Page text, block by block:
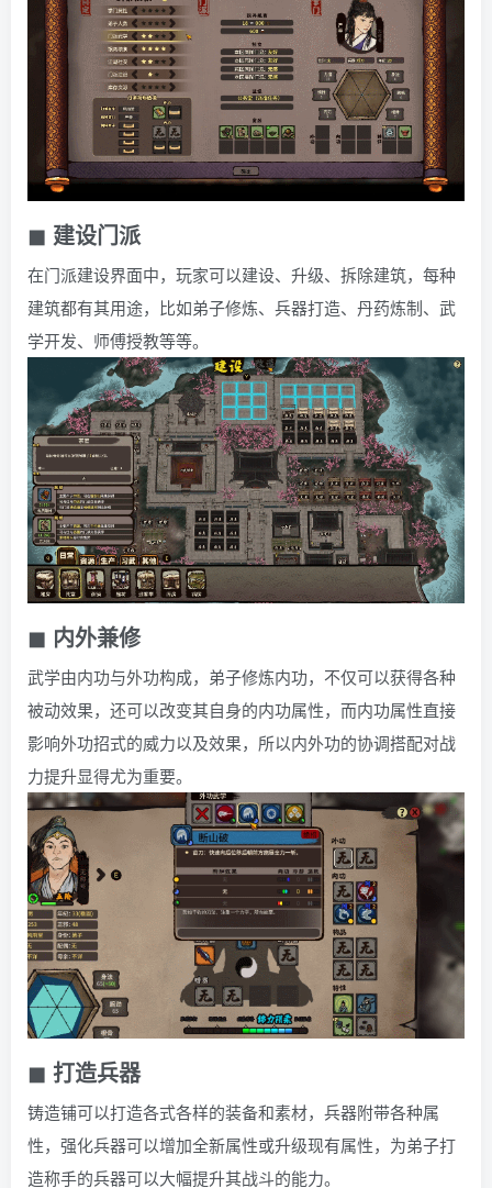
◼ 建设门派
在门派建设界面中，玩家可以建设、升级、拆除建筑，每种
建筑都有其用途，比如弟子修炼、兵器打造、丹药炼制、武
学开发、师傅授教等等。
◼ 内外兼修
武学由内功与外功构成，弟子修炼内功，不仅可以获得各种
被动效果，还可以改变其自身的内功属性，而内功属性直接
影响外功招式的威力以及效果，所以内外功的协调搭配对战
力提升显得尤为重要。
◼ 打造兵器
铸造铺可以打造各式各样的装备和素材，兵器附带各种属
性，强化兵器可以增加全新属性或升级现有属性，为弟子打
造称手的兵器可以大幅提升其战斗的能力。